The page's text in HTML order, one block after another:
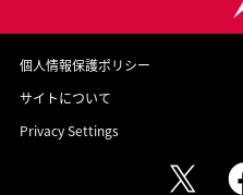
個人情報保護ポリシー
サイトについて
Privacy Settings